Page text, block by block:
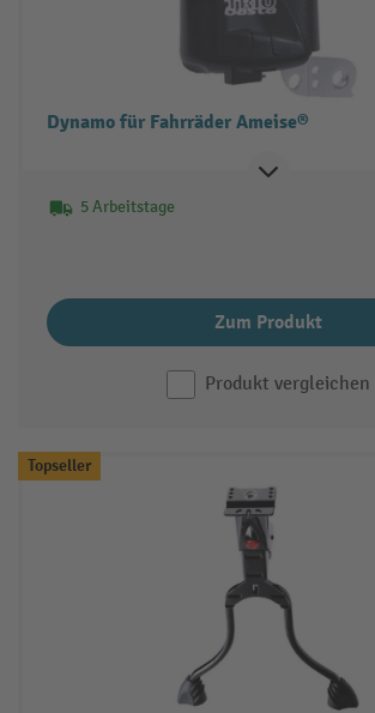
Dynamo für Fahrräder Ameise®
5 Arbeitstage
Zum Produkt
Produkt vergleichen
Topseller